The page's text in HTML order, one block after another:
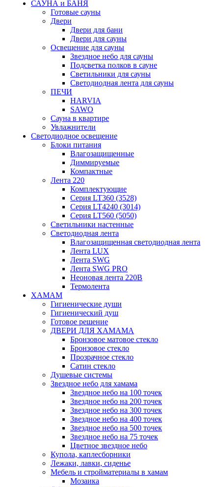
САУНА и БАНЯ
Готовые сауны
Двери
Двери для бани
Двери для сауны
Освещение для сауны
Звездное небо для сауны
Подсветка полков в сауне
Светильники для сауны
Светодиодная лента для сауны
ПЕЧИ
HARVIA
SAWO
Сауна в квартире
Увлажнители
Светодиодное освещение
Блоки питания
Влагозащищенные
Диммируемые
Компактные
Лента 220
Комплектующие
Серия LT360 (3528)
Серия LT4240 (3014)
Серия LT560 (5050)
Светильники настенные
Светодиодная лента
Влагозащищенная светодиодная лента
Лента LUX
Лента SWG
Лента SWG PRO
Неоновая лента 220В
Термолента
ХАМАМ
Гигиенические души
Гигиенический душ
Готовое решение
ДВЕРИ ДЛЯ ХАМАМА
Бронзовое матовое стекло
Бронзовое стекло
Прозрачное стекло
Сатин стекло
Душевые системы
Звездное небо для хамама
Звездное небо на 100 точек
Звездное небо на 200 точек
Звездное небо на 300 точек
Звездное небо на 400 точек
Звездное небо на 500 точек
Звездное небо на 75 точек
Цветное звездное небо
Купола, каплесборники
Лежаки, лавки, сиденье
Мебель и стройматериалы в хамам
Мозаика